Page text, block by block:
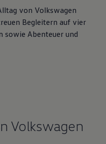
von Volkswagen
Begleitern auf vier
sowie Abenteuer und
Volkswagen